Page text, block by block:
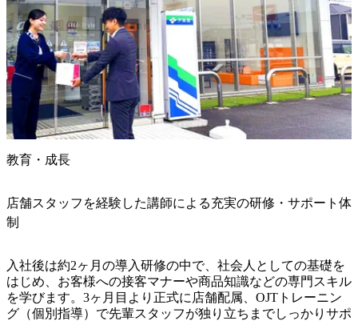
教育・成長
店舗スタッフを経験した講師による充実の研修・サポート体
制
入社後は約2ヶ月の導入研修の中で、社会人としての基礎を
はじめ、お客様への接客マナーや商品知識などの専門スキル
を学びます。3ヶ月目より正式に店舗配属、OJTトレーニン
グ（個別指導）で先輩スタッフが独り立ちまでしっかりサポ